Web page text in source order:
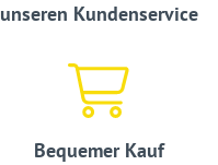
unseren Kundenservice
Bequemer Kauf